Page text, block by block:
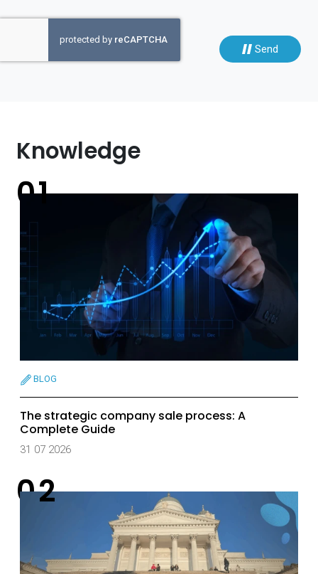
Send
Knowledge
BLOG
The strategic company sale process: A
Complete Guide
31 07 2026